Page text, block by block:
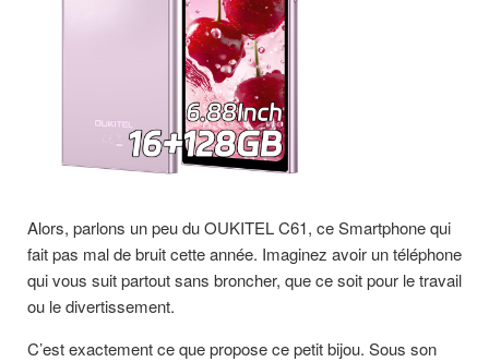
Alors, parlons un peu du OUKITEL C61, ce Smartphone qui
fait pas mal de bruit cette année. Imaginez avoir un téléphone
qui vous suit partout sans broncher, que ce soit pour le travail
ou le divertissement.
C’est exactement ce que propose ce petit bijou. Sous son